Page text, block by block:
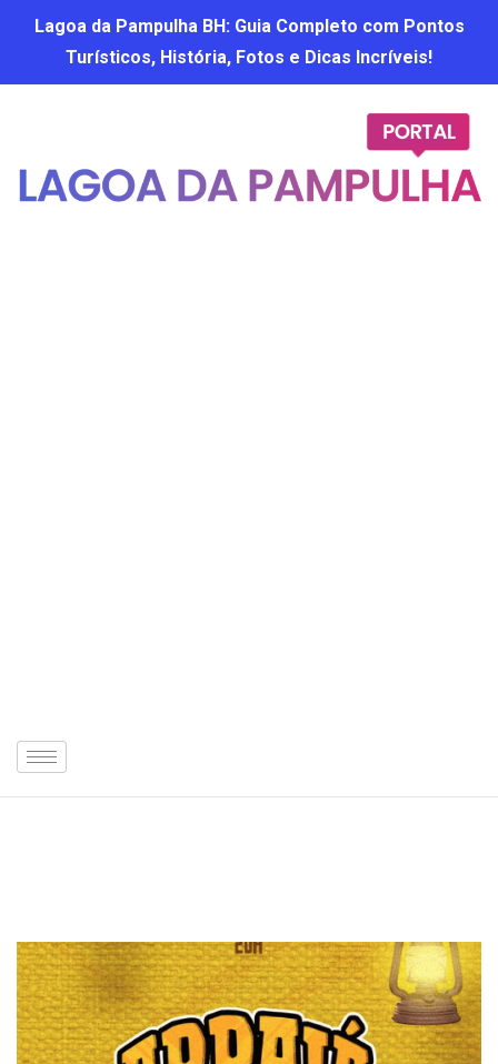
Lagoa da Pampulha BH: Guia Completo com Pontos
Turísticos, História, Fotos e Dicas Incríveis!